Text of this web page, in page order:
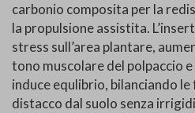
carbonio composita per la
la propulsione assistita.
stress sull’area plantare,
tono muscolare del polpaccio
induce equlibrio, bilanciando
distacco dal suolo senza